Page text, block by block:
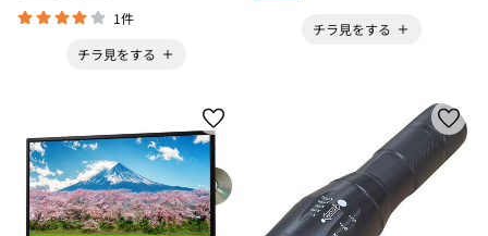
1件
チラ見をする
チラ見をする